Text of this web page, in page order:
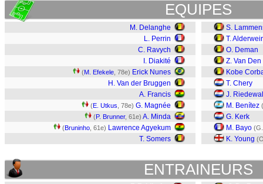
EQUIPES
M. Delanghe
L. Perrin
C. Ravych
I. Diakité
(M. Efekele , 78e) Erick Nunes
H. Van der Bruggen
A. Francis
(E. Utkus , 78e) G. Magnée
(P. Brunner, 61e) A. Minda
(Bruninho , 61e) Lawrence Agyekum
T. Somers
S.
T.
O. Deman
Z. Van
Kobe
T. Chery
J.
M. Benítez (
G. Kerk
M. Bayo
K. Young
ENTRAINEURS